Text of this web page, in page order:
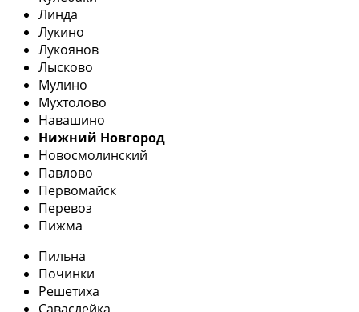
Линда
Лукино
Лукоянов
Лысково
Мулино
Мухтолово
Навашино
Нижний Новгород
Новосмолинский
Павлово
Первомайск
Перевоз
Пижма
Пильна
Починки
Решетиха